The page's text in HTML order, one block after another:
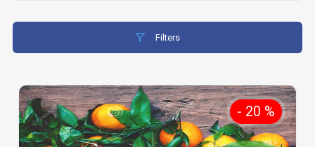
Filters
- 20 %